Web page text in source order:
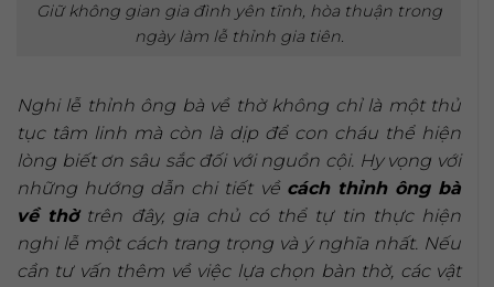
Giữ không gian gia đình yên tĩnh, hòa thuận trong
ngày làm lễ thỉnh gia tiên.
Nghi lễ thỉnh ông bà về thờ không chỉ là một thủ
tục tâm linh mà còn là dịp để con cháu thể hiện
lòng biết ơn sâu sắc đối với nguồn cội. Hy vọng với
những hướng dẫn chi tiết về cách thỉnh ông bà
về thờtrên đây, gia chủ có thể tự tin thực hiện
nghi lễ một cách trang trọng và ý nghĩa nhất. Nếu
cần tư vấn thêm về việc lựa chọn bàn thờ, các vật